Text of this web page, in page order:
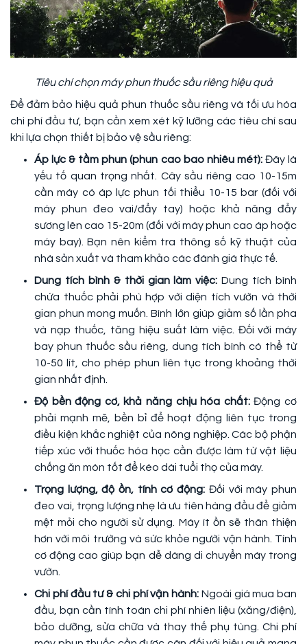
Tiêu chí chọn máy phun thuốc sầu riêng hiệu quả
Để đảm bảo hiệu quả phun thuốc sầu riêng và tối ưu hóa
chi phí đầu tư, bạn cần xem xét kỹ lưỡng các tiêu chí sau
khi lựa chọn thiết bị bảo vệ sầu riêng:
Áp lực & tầm phun (phun cao bao nhiêu mét):Đây là
yếu tố quan trọng nhất. Cây sầu riêng cao 10-15m
cần máy có áp lực phun tối thiểu 10-15 bar (đối với
máy phun đeo vai/đẩy tay) hoặc khả năng đẩy
sương lên cao 15-20m (đối với máy phun cao áp hoặc
máy bay). Bạn nên kiểm tra thông số kỹ thuật của
nhà sản xuất và tham khảo các đánh giá thực tế.
Dung tích bình & thời gian làm việc:Dung tích bình
chứa thuốc phải phù hợp với diện tích vườn và thời
gian phun mong muốn. Bình lớn giúp giảm số lần pha
và nạp thuốc, tăng hiệu suất làm việc. Đối với máy
bay phun thuốc sầu riêng, dung tích bình có thể từ
10-50 lít, cho phép phun liên tục trong khoảng thời
gian nhất định.
Độ bền động cơ, khả năng chịu hóa chất:Động cơ
phải mạnh mẽ, bền bỉ để hoạt động liên tục trong
điều kiện khắc nghiệt của nông nghiệp. Các bộ phận
tiếp xúc với thuốc hóa học cần được làm từ vật liệu
chống ăn mòn tốt để kéo dài tuổi thọ của máy.
Trọng lượng, độ ồn, tính cơ động: Đối với máy phun
đeo vai, trọng lượng nhẹ là ưu tiên hàng đầu để giảm
mệt mỏi cho người sử dụng. Máy ít ồn sẽ thân thiện
hơn với môi trường và sức khỏe người vận hành. Tính
cơ động cao giúp bạn dễ dàng di chuyển máy trong
vườn.
Chi phí đầu tư & chi phí vận hành: Ngoài giá mua ban
đầu, bạn cần tính toán chi phí nhiên liệu (xăng/điện),
bảo dưỡng, sửa chữa và thay thế phụ tùng. Chi phí